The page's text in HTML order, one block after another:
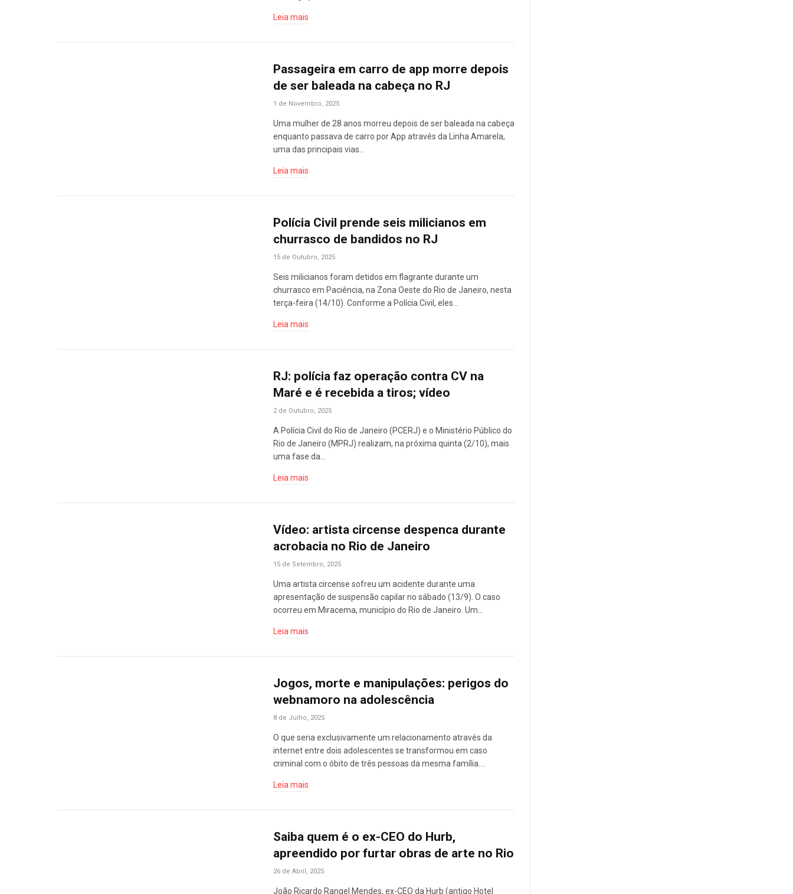
Leia mais
Passageira em carro de app morre depois
de ser baleada na cabeça no RJ
1 de Novembro, 2025
Uma mulher de 28 anos morreu depois de ser baleada na cabeça
enquanto passava de carro por App através da Linha Amarela,
uma das principais vias…
Leia mais
Polícia Civil prende seis milicianos em
churrasco de bandidos no RJ
15 de Outubro, 2025
Seis milicianos foram detidos em flagrante durante um
churrasco em Paciência, na Zona Oeste do Rio de Janeiro, nesta
terça-feira (14/10). Conforme a Polícia Civil, eles…
Leia mais
RJ: polícia faz operação contra CV na
Maré e é recebida a tiros; vídeo
2 de Outubro, 2025
A Polícia Civil do Rio de Janeiro (PCERJ) e o Ministério Público do
Rio de Janeiro (MPRJ) realizam, na próxima quinta (2/10), mais
uma fase da…
Leia mais
Vídeo: artista circense despenca durante
acrobacia no Rio de Janeiro
15 de Setembro, 2025
Uma artista circense sofreu um acidente durante uma
apresentação de suspensão capilar no sábado (13/9). O caso
ocorreu em Miracema, município do Rio de Janeiro. Um…
Leia mais
Jogos, morte e manipulações: perigos do
webnamoro na adolescência
8 de Julho, 2025
O que seria exclusivamente um relacionamento através da
internet entre dois adolescentes se transformou em caso
criminal com o óbito de três pessoas da mesma família.…
Leia mais
Saiba quem é o ex-CEO do Hurb,
apreendido por furtar obras de arte no Rio
26 de Abril, 2025
João Ricardo Rangel Mendes, ex-CEO da Hurb (antigo Hotel